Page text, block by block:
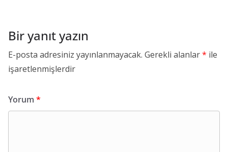
Bir yanıt yazın
E-posta adresiniz yayınlanmayacak. Gerekli alanlar* ile
işaretlenmişlerdir
Yorum *